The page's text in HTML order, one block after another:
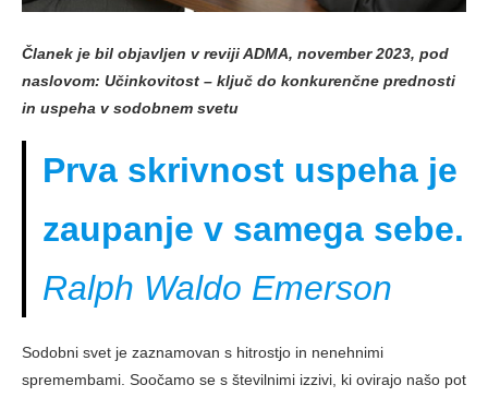
Članek je bil objavljen v reviji ADMA, november 2023, pod
naslovom: Učinkovitost – ključ do konkurenčne prednosti
in uspeha v sodobnem svetu
Prva skrivnost uspeha je
zaupanje v samega sebe.
Ralph Waldo Emerson
Sodobni svet je zaznamovan s hitrostjo in nenehnimi
spremembami. Soočamo se s številnimi izzivi, ki ovirajo našo pot